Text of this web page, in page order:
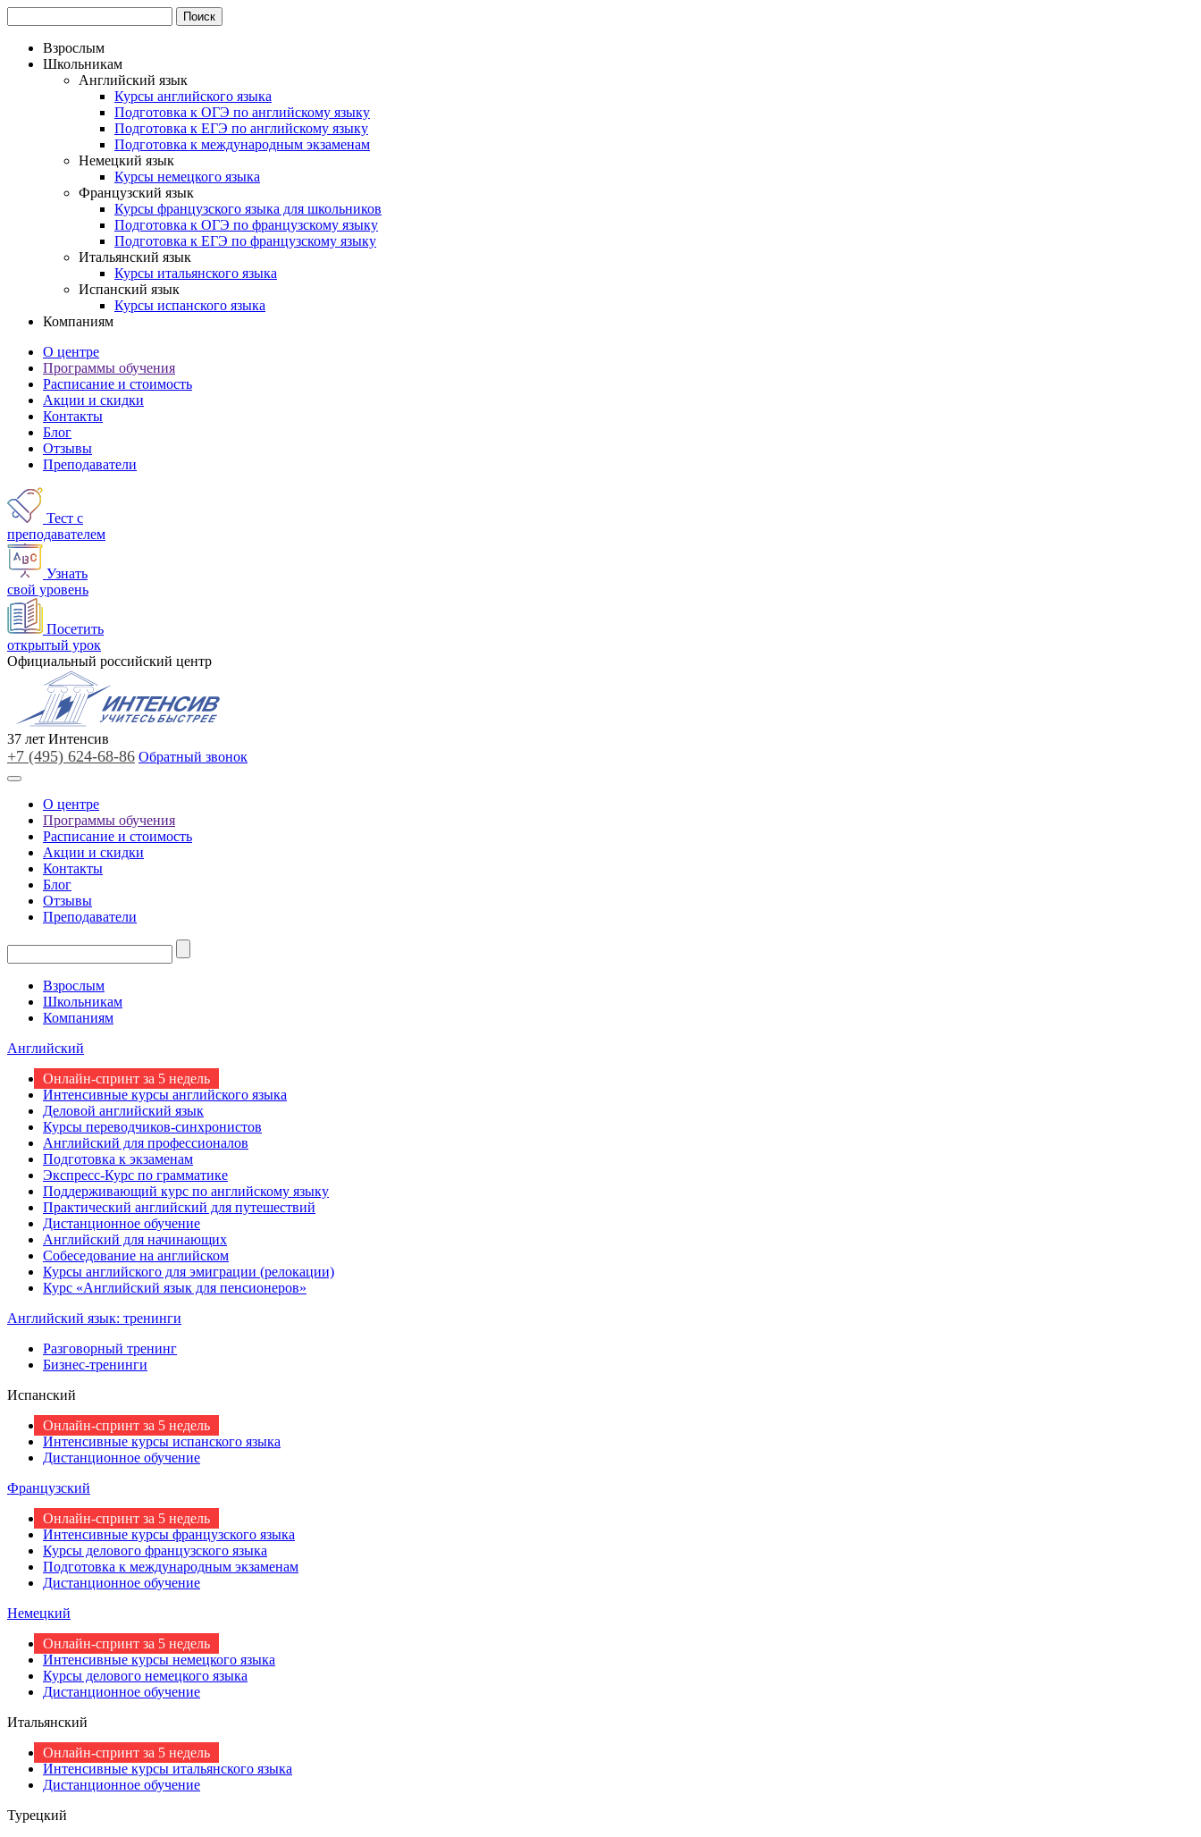
Взрослым
Школьникам
Английский язык
Курсы английского языка
Подготовка к ОГЭ по английскому языку
Подготовка к ЕГЭ по английскому языку
Подготовка к международным экзаменам
Немецкий язык
Курсы немецкого языка
Французский язык
Курсы французского языка для школьников
Подготовка к ОГЭ по французскому языку
Подготовка к ЕГЭ по французскому языку
Итальянский язык
Курсы итальянского языка
Испанский язык
Курсы испанского языка
Компаниям
О центре
Программы обучения
Расписание и стоимость
Акции и скидки
Контакты
Блог
Отзывы
Преподаватели
Тест с
преподавателем
Узнать
свой уровень
Посетить
открытый урок
Официальный российский центр
37 лет Интенсив
+7 (495) 624-68-86 Обратный звонок
О центре
Программы обучения
Расписание и стоимость
Акции и скидки
Контакты
Блог
Отзывы
Преподаватели
Взрослым
Школьникам
Компаниям
Английский
Онлайн-спринт за 5 недель
Интенсивные курсы английского языка
Деловой английский язык
Курсы переводчиков-синхронистов
Английский для профессионалов
Подготовка к экзаменам
Экспресс-Курс по грамматике
Поддерживающий курс по английскому языку
Практический английский для путешествий
Дистанционное обучение
Английский для начинающих
Собеседование на английском
Курсы английского для эмиграции (релокации)
Курс «Английский язык для пенсионеров»
Английский язык: тренинги
Разговорный тренинг
Бизнес-тренинги
Испанский
Онлайн-спринт за 5 недель
Интенсивные курсы испанского языка
Дистанционное обучение
Французский
Онлайн-спринт за 5 недель
Интенсивные курсы французского языка
Курсы делового французского языка
Подготовка к международным экзаменам
Дистанционное обучение
Немецкий
Онлайн-спринт за 5 недель
Интенсивные курсы немецкого языка
Курсы делового немецкого языка
Дистанционное обучение
Итальянский
Онлайн-спринт за 5 недель
Интенсивные курсы итальянского языка
Дистанционное обучение
Турецкий